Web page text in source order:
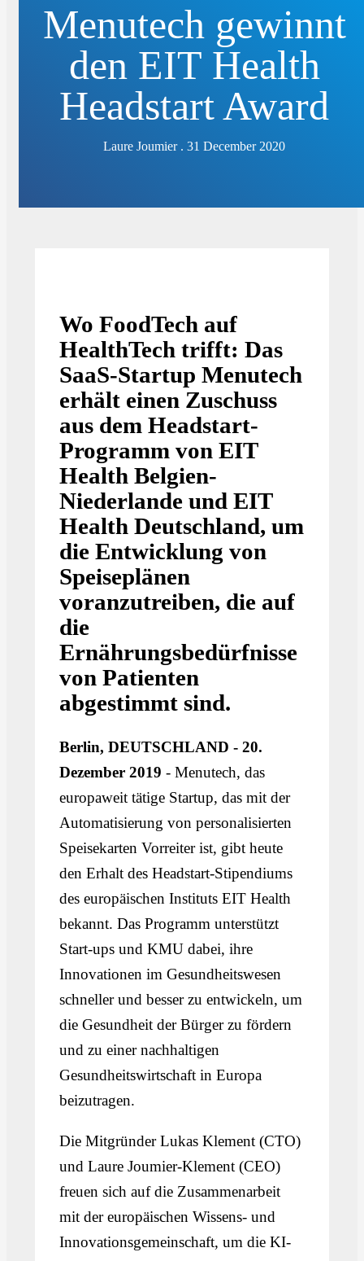
Menutech gewinnt
den EIT Health
Headstart Award
Laure Joumier . 31 December 2020
Wo FoodTech auf
HealthTech trifft: Das
SaaS-Startup Menutech
erhält einen Zuschuss
aus dem Headstart-
Programm von EIT
Health Belgien-
Niederlande und EIT
Health Deutschland, um
die Entwicklung von
Speiseplänen
voranzutreiben, die auf
die
Ernährungsbedürfnisse
von Patienten
abgestimmt sind.
Berlin, DEUTSCHLAND - 20.
Dezember 2019 - Menutech, das
europaweit tätige Startup, das mit der
Automatisierung von personalisierten
Speisekarten Vorreiter ist, gibt heute
den Erhalt des Headstart-Stipendiums
des europäischen Instituts EIT Health
bekannt. Das Programm unterstützt
Start-ups und KMU dabei, ihre
Innovationen im Gesundheitswesen
schneller und besser zu entwickeln, um
die Gesundheit der Bürger zu fördern
und zu einer nachhaltigen
Gesundheitswirtschaft in Europa
beizutragen.
Die Mitgründer Lukas Klement (CTO)
und Laure Joumier-Klement (CEO)
freuen sich auf die Zusammenarbeit
mit der europäischen Wissens- und
Innovationsgemeinschaft, um die KI-